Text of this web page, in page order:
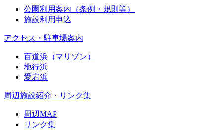
公園利用案内（条例・規則等）
施設利用申込
アクセス・駐車場案内
百道浜（マリゾン）
地行浜
愛宕浜
周辺施設紹介・リンク集
周辺MAP
リンク集